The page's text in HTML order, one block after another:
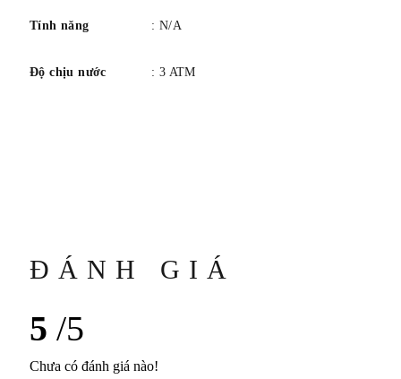
Tính năng : N/A
Độ chịu nước : 3 ATM
ĐÁNH GIÁ
5 /5
Chưa có đánh giá nào!